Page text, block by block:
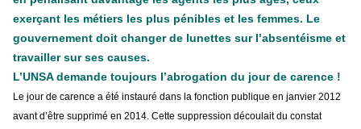
exerçant les métiers les plus pénibles et les femmes. Le
gouvernement doit changer de lunettes sur l’absentéisme et
travailler sur ses causes.
L’UNSA demande toujours l’abrogation du jour de carence !
Le jour de carence a été instauré dans la fonction publique en janvier 2012
avant d’être supprimé en 2014. Cette suppression découlait du constat